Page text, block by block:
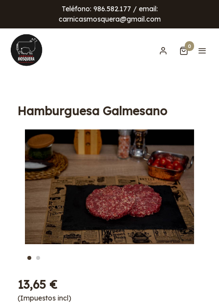
Teléfono: 986.582.177 / email:
carnicasmosquera@gmail.com
0
Hamburguesa Galmesano
13,65 €
(Impuestos incl)